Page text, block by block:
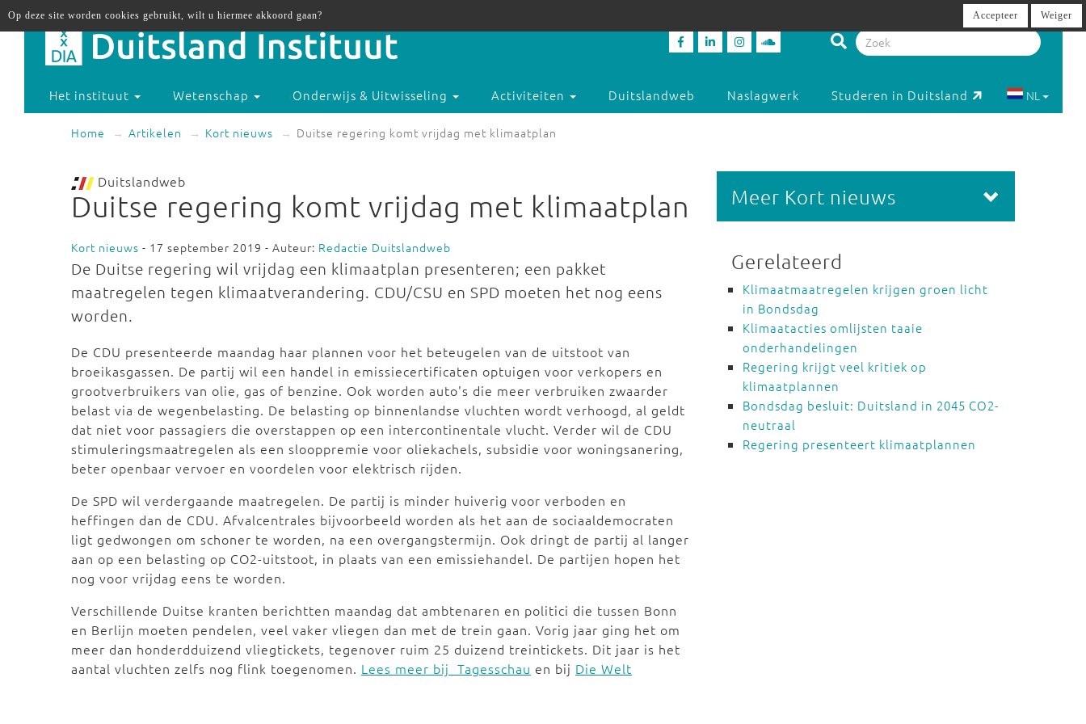
Het instituut Wetenschap Onderwijs & Uitwisseling Activiteiten Duitslandweb Naslagwerk Studeren in Duitsland NL
Home Artikelen Kort nieuws Duitse regering komt vrijdag met klimaatplan
Duitslandweb
Duitse regering komt vrijdag met klimaatplan
Kort nieuws - 17 september 2019 - Auteur: Redactie Duitslandweb
De Duitse regering wil vrijdag een klimaatplan presenteren; een pakket
maatregelen tegen klimaatverandering. CDU/CSU en SPD moeten het nog eens
worden.
De CDU presenteerde maandag haar plannen voor het beteugelen van de uitstoot van
broeikasgassen. De partij wil een handel in emissiecertificaten optuigen voor verkopers en
grootverbruikers van olie, gas of benzine. Ook worden auto's die meer verbruiken zwaarder
belast via de wegenbelasting. De belasting op binnenlandse vluchten wordt verhoogd, al geldt
dat niet voor passagiers die overstappen op een intercontinentale vlucht. Verder wil de CDU
stimuleringsmaatregelen als een slooppremie voor oliekachels, subsidie voor woningsanering,
beter openbaar vervoer en voordelen voor elektrisch rijden.
De SPD wil verdergaande maatregelen. De partij is minder huiverig voor verboden en
heffingen dan de CDU. Afvalcentrales bijvoorbeeld worden als het aan de sociaaldemocraten
ligt gedwongen om schoner te worden, na een overgangstermijn. Ook dringt de partij al langer
aan op een belasting op CO2-uitstoot, in plaats van een emissiehandel. De partijen hopen het
nog voor vrijdag eens te worden.
Verschillende Duitse kranten berichtten maandag dat ambtenaren en politici die tussen Bonn
en Berlijn moeten pendelen, veel vaker vliegen dan met de trein gaan. Vorig jaar ging het om
meer dan honderdduizend vliegtickets, tegenover ruim 25 duizend treintickets. Dit jaar is het
aantal vluchten zelfs nog flink toegenomen. Lees meer bij Tagesschau en bij Die Welt
Meer Kort nieuws
Gerelateerd
Klimaatmaatregelen krijgen groen licht
in Bondsdag
Klimaatacties omlijsten taaie
onderhandelingen
Regering krijgt veel kritiek op
klimaatplannen
Bondsdag besluit: Duitsland in 2045 CO2-
neutraal
Regering presenteert klimaatplannen
Op deze site worden cookies gebruikt, wilt u hiermee akkoord gaan? Accepteer Weiger